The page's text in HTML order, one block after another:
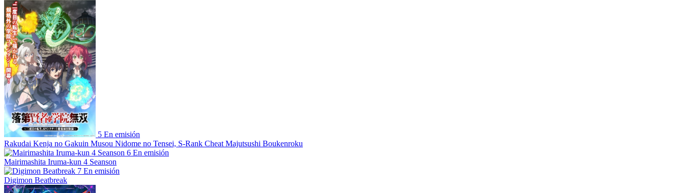
5 En emisión
Rakudai Kenja no Gakuin Musou Nidome no Tensei, S-Rank Cheat Majutsushi Boukenroku
6 En emisión
Mairimashita Iruma-kun 4 Seanson
7 En emisión
Digimon Beatbreak